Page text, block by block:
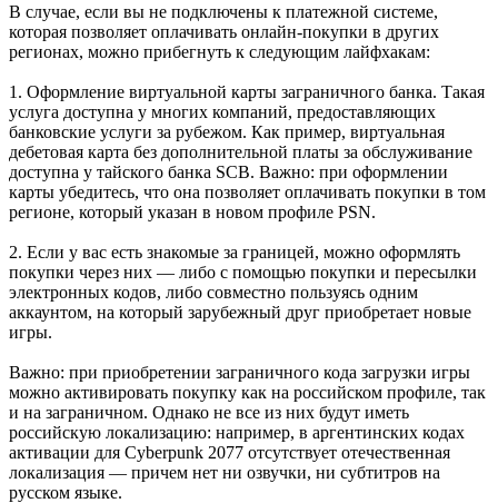
В случае, если вы не подключены к платежной системе,
которая позволяет оплачивать онлайн-покупки в других
регионах, можно прибегнуть к следующим лайфхакам:
1. Оформление виртуальной карты заграничного банка. Такая
услуга доступна у многих компаний, предоставляющих
банковские услуги за рубежом. Как пример, виртуальная
дебетовая карта без дополнительной платы за обслуживание
доступна у тайского банка SCB. Важно: при оформлении
карты убедитесь, что она позволяет оплачивать покупки в том
регионе, который указан в новом профиле PSN.
2. Если у вас есть знакомые за границей, можно оформлять
покупки через них — либо с помощью покупки и пересылки
электронных кодов, либо совместно пользуясь одним
аккаунтом, на который зарубежный друг приобретает новые
игры.
Важно: при приобретении заграничного кода загрузки игры
можно активировать покупку как на российском профиле, так
и на заграничном. Однако не все из них будут иметь
российскую локализацию: например, в аргентинских кодах
активации для Cyberpunk 2077 отсутствует отечественная
локализация — причем нет ни озвучки, ни субтитров на
русском языке.